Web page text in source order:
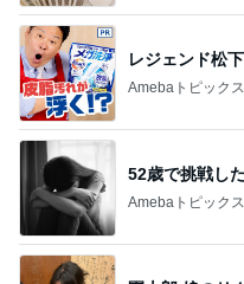
レジェンド松
Amebaトピックス
52歳で挑戦し
Amebaトピックス